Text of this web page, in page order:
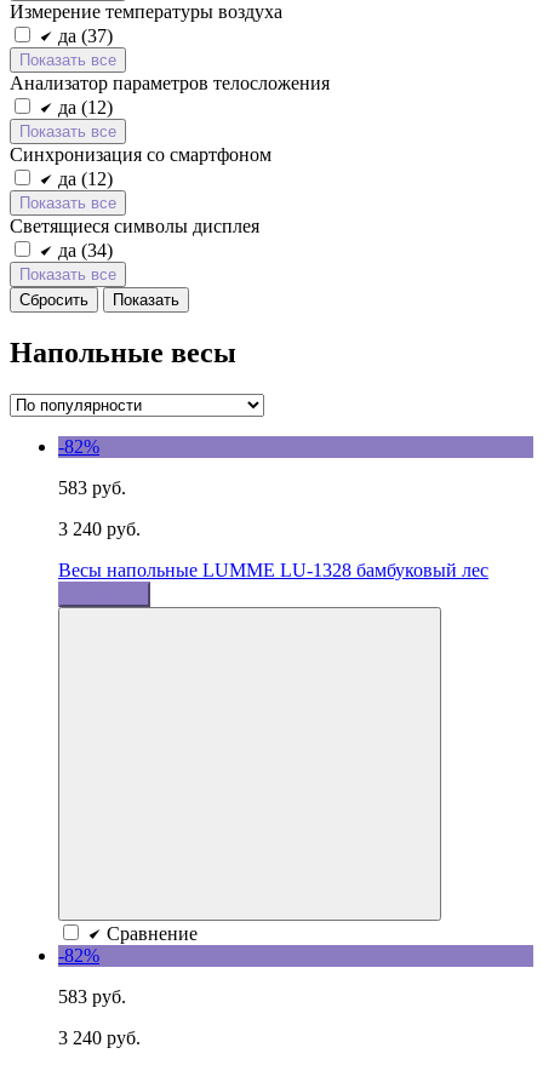
Измерение температуры воздуха
да (37)
Показать все
Анализатор параметров телосложения
да (12)
Показать все
Синхронизация со смартфоном
да (12)
Показать все
Светящиеся символы дисплея
да (34)
Показать все
Напольные весы
-82%
583 руб.
3 240 руб.
Весы напольные LUMME LU-1328 бамбуковый лес
Сравнение
-82%
583 руб.
3 240 руб.